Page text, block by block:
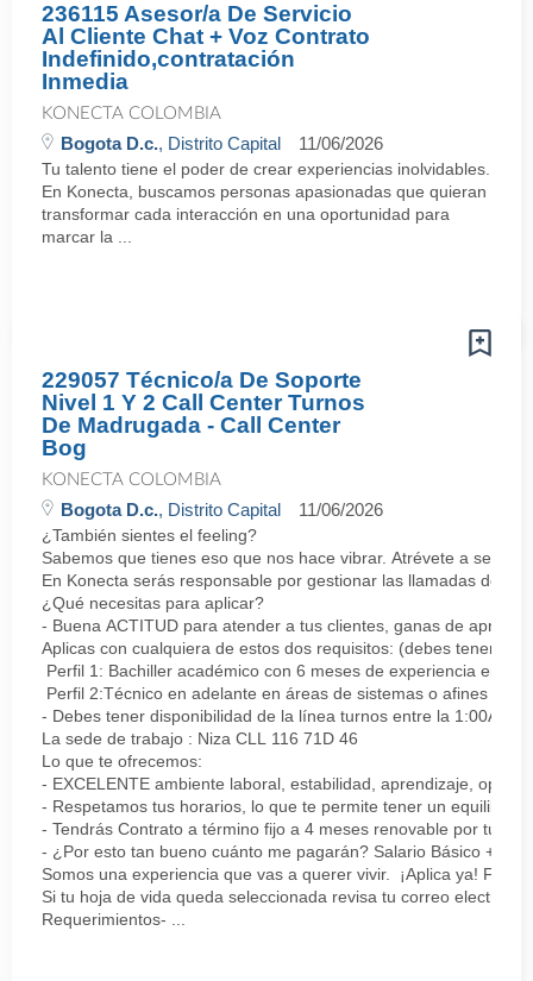
236115 Asesor/a De Servicio
Al Cliente Chat + Voz Contrato
Indefinido,contratación
Inmedia
KONECTA COLOMBIA
Bogota D.c., Distrito Capital 11/06/2026
Tu talento tiene el poder de crear experiencias inolvidables.
En Konecta, buscamos personas apasionadas que quieran
transformar cada interacción en una oportunidad para
marcar la ...
229057 Técnico/a De Soporte
Nivel 1 Y 2 Call Center Turnos
De Madrugada - Call Center
Bog
KONECTA COLOMBIA
Bogota D.c., Distrito Capital 11/06/2026
¿También sientes el feeling?
Sabemos que tienes eso que nos hace vibrar. Atrévete a ser
En Konecta serás responsable por gestionar las llamadas de
¿Qué necesitas para aplicar?
- Buena ACTITUD para atender a tus clientes, ganas de
Aplicas con cualquiera de estos dos requisitos: (debes tener
Perfil 1: Bachiller académico con 6 meses de experiencia en
Perfil 2:Técnico en adelante en áreas de sistemas o afines
- Debes tener disponibilidad de la línea turnos entre la 1:00AM
La sede de trabajo : Niza CLL 116 71D 46
Lo que te ofrecemos:
- EXCELENTE ambiente laboral, estabilidad, aprendizaje,
- Respetamos tus horarios, lo que te permite tener un equilibrio
- Tendrás Contrato a término fijo a 4 meses renovable por tu
- ¿Por esto tan bueno cuánto me pagarán? Salario Básico +
Somos una experiencia que vas a querer vivir. ¡Aplica ya!
Si tu hoja de vida queda seleccionada revisa tu correo
Requerimientos- ...